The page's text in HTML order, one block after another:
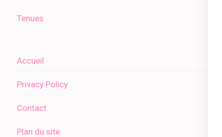
Tenues
Accueil
Privacy Policy
Contact
Plan du site